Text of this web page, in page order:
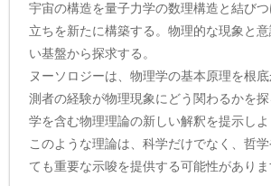
宇宙の構造を量子力学の数理構造と結び
立ちを新たに構築する。物理的な現象と
い基盤から探求する。
ヌーソロジーは、物理学の基本原理を根
測者の経験が物理現象にどう関わるかを
学を含む物理理論の新しい解釈を提示しよ
このような理論は、科学だけでなく、哲
ても重要な示唆を提供する可能性がありま